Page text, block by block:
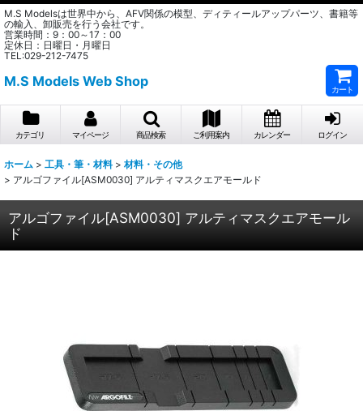
M.S Modelsは世界中から、AFV関係の模型、ディティールアップパーツ、書籍等
の輸入、卸販売を行う会社です。
営業時間：9：00～17：00
定休日：日曜日・月曜日
TEL:029-212-7475
M.S Models Web Shop
カート
カテゴリ マイページ 商品検索 ご利用案内 カレンダー ログイン
ホーム > 工具・筆・材料 > 材料・その他
> アルゴファイル[ASM0030] アルティマスクエアモールド
アルゴファイル[ASM0030] アルティマスクエアモール
ド